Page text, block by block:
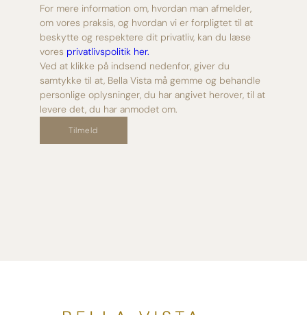
For mere information om, hvordan man afmelder,
om vores praksis, og hvordan vi er forpligtet til at
beskytte og respektere dit privatliv, kan du læse
vores privatlivspolitik her.
Ved at klikke på indsend nedenfor, giver du
samtykke til at, Bella Vista må gemme og behandle
personlige oplysninger, du har angivet herover, til at
levere det, du har anmodet om.